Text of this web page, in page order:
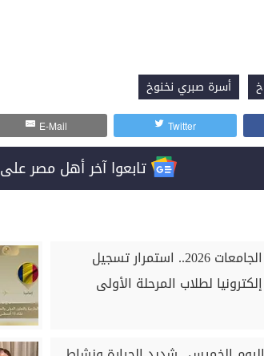
أسرة صبري نخنوخ
Twitter
E-Mail
تابعوا آخر أهل مصر على Google News
تنسيق الجامعات 2026.. استمرار تسجيل
لطلاب المرحلة الأولى